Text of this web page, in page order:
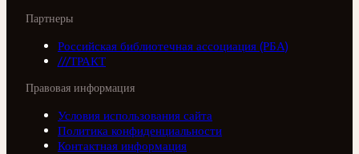
Партнеры
Российская библиотечная ассоциация (РБА)
///ТРАКТ
Правовая информация
Условия использования сайта
Политика конфиденциальности
Контактная информация